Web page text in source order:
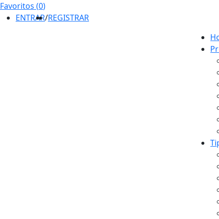
Favoritos (0)
ENTRAR/REGISTRAR